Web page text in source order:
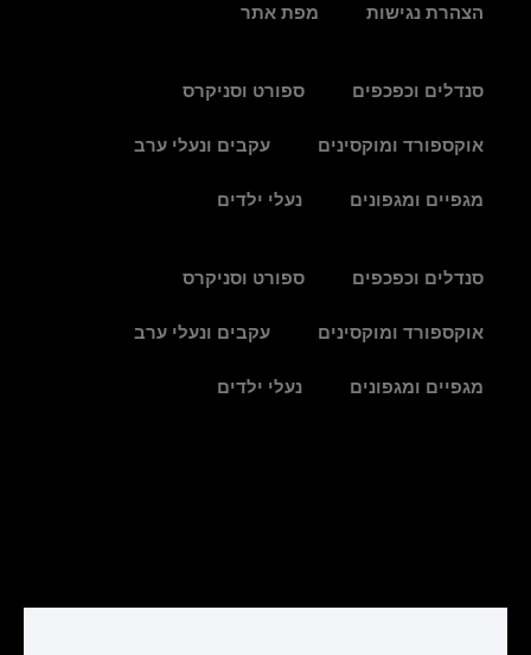
הצהרת נגישות מפת אתר
סנדלים וכפכפים ספורט וסניקרס
אוקספורד ומוקסינים עקבים ונעלי ערב
מגפיים ומגפונים נעלי ילדים
סנדלים וכפכפים ספורט וסניקרס
אוקספורד ומוקסינים עקבים ונעלי ערב
מגפיים ומגפונים נעלי ילדים